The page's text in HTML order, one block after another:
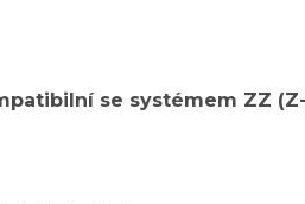
se systémem ZZ